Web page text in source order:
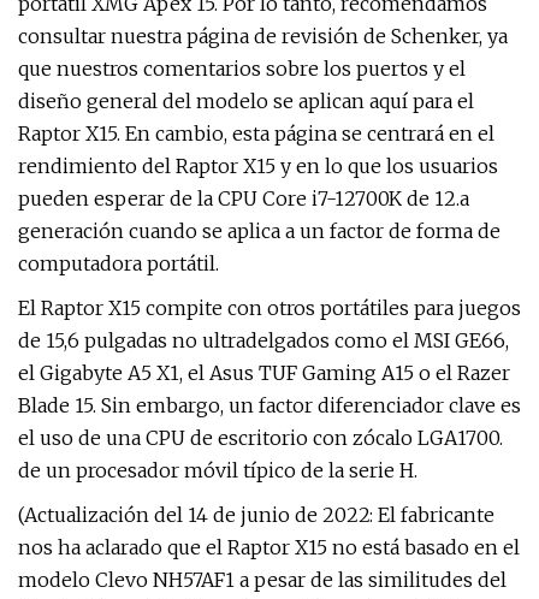
consultar nuestra página de revisión de Schenker, ya
que nuestros comentarios sobre los puertos y el
diseño general del modelo se aplican aquí para el
Raptor X15. En cambio, esta página se centrará en el
rendimiento del Raptor X15 y en lo que los usuarios
pueden esperar de la CPU Core i7-12700K de 12.a
generación cuando se aplica a un factor de forma de
computadora portátil.
El Raptor X15 compite con otros portátiles para juegos
de 15,6 pulgadas no ultradelgados como el MSI GE66,
el Gigabyte A5 X1, el Asus TUF Gaming A15 o el Razer
Blade 15. Sin embargo, un factor diferenciador clave es
el uso de una CPU de escritorio con zócalo LGA1700.
de un procesador móvil típico de la serie H.
(Actualización del 14 de junio de 2022: El fabricante
nos ha aclarado que el Raptor X15 no está basado en el
modelo Clevo NH57AF1 a pesar de las similitudes del